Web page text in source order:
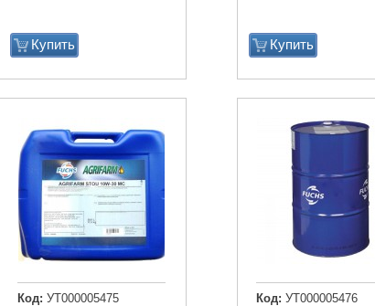
Купить Купить
Код: УТ000005475 Код: УТ000005476